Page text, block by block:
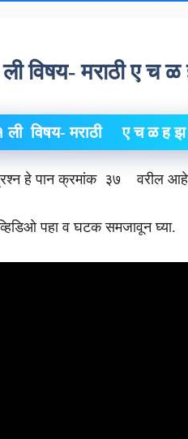
ली विषय- मराठी ए च
१ ली विषय- मराठी ए च ळ
हे पान क्रमांक ३७ वरील
पहा व घटक समजावून घ्या.